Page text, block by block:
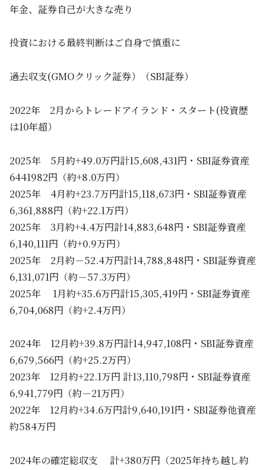
年金、証券自己が大きな売り
投資における最終判断はご自身で慎重に
過去収支(GMOクリック証券）（SBI証券）
2022年 2月からトレードアイランド・スタート(投資歴
は10年超）
2025年 5月約+49.0万円計15,608,431円・SBI証券資産
6441982円（約+8.0万円）
2025年 4月約+23.7万円計15,118,673円・SBI証券資産
6,361,888円（約+22.1万円）
2025年 3月約+4.4万円計14,883,648円・SBI証券資産
6,140,111円（約+0.9万円）
2025年 2月約－52.4万円計14,788,848円・SBI証券資産
6,131,071円（約－57.3万円）
2025年 1月約+35.6万円計15,305,419円・SBI証券資産
6,704,068円（約+2.4万円）
2024年 12月約+39.8万円計14,947,108円・SBI証券資産
6,679,566円（約+25.2万円）
2023年 12月約+22.1万円 計13,110,798円・SBI証券資産
6,941,779円（約－21万円）
2022年 12月約+34.6万円計9,640,191円・SBI証券他資産
約584万円
2024年の確定総収支 計+380万円（2025年持ち越し約